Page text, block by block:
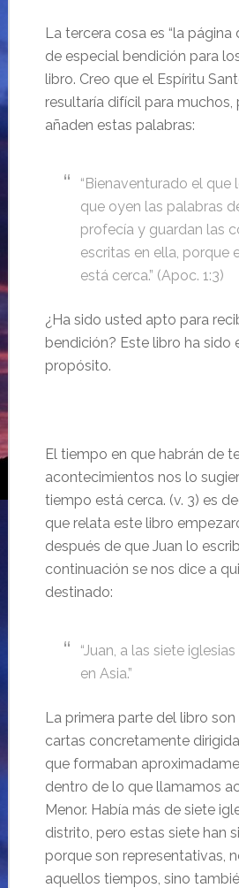
La tercera cosa es “la
de especial bendición para
libro. Creo que el Espíritu
resultaría difícil para muchos,
añaden estas palabras:
“Bienaventurado el que
que oyen las palabras
profecía y guardan las
escritas en ella, porque
está cerca.” (Apoc. 1:3)
¿Ha sido usted apto para
bendición? Este libro ha sido
propósito.
El tiempo en que habrán de
acontecimientos nos lo
tiempo está cerca. (v. 3) es
que relata este libro
después de que Juan lo
continuación se nos dice a
destinado:
“Juan, a las siete
en Asia.”
La primera parte del libro
cartas concretamente
que formaban
dentro de lo que llamamos
Menor. Había más de siete
distrito, pero estas siete han
porque son representativas,
aquellos tiempos, sino